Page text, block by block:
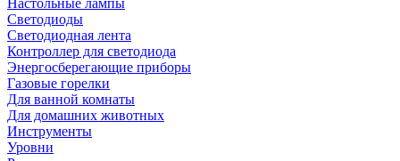
Настольные лампы
Светодиоды
Светодиодная лента
Контроллер для светодиода
Энергосберегающие приборы
Газовые горелки
Для ванной комнаты
Для домашних животных
Инструменты
Уровни